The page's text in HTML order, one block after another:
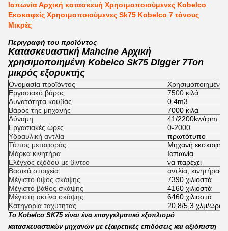
Ιαπωνία Αρχική κατασκευή Χρησιμοποιούμενες Kobelco
Εκσκαφείς Χρησιμοποιούμενες Sk75 Kobelco 7 τόνους
Μικρές
Περιγραφή του προϊόντος
Κατασκευαστική Mahcine Αρχική
χρησιμοποιημένη Kobelco Sk75 Digger 7Ton
μικρός εξορυκτής
Ονομασία προϊόντος
Χρησιμοποιημένη
Εργασιακό βάρος
7500 κιλά
Δυνατότητα κουβάς
0.4m3
Βάρος της μηχανής
7000 κιλά
Δύναμη
41/2200kw/rpm
Εργασιακές ώρες
0-2000
Υδραυλική αντλία
πρωτότυπο
Τύπος μεταφοράς
Μηχανή εκσκαφής
Μάρκα κινητήρα
Ιαπωνία
Ελέγχος εξόδου με βίντεο
να παρέχει
Βασικά στοιχεία
αντλία, κινητήρας,
Μέγιστο ύψος σκάψης
7390 χιλιοστά
Μέγιστο βάθος σκάψης
4160 χιλιοστά
Μέγιστη ακτίνα σκάψης
6460 χιλιοστά
Κατηγορία ταχύτητας
20,8/5,3 χλμ/ώρα
Το Kobelco SK75 είναι ένα επαγγελματικό εξοπλισμό
κατασκευαστικών μηχανών με εξαιρετικές επιδόσεις και αξιόπιστη